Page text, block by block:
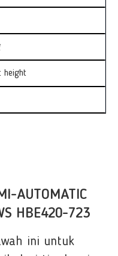
height
AUTOMATIC
HBE420-723
ini untuk